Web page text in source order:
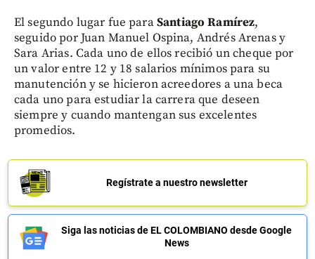
El segundo lugar fue paraSantiago Ramírez,
seguido por Juan Manuel Ospina, Andrés Arenas y
Sara Arias. Cada uno de ellos recibió un cheque por
un valor entre 12 y 18 salarios mínimos para su
manutención y se hicieron acreedores a una beca
cada uno para estudiar la carrera que deseen
siempre y cuando mantengan sus excelentes
promedios.
Regístrate a nuestro newsletter
Siga las noticias de EL COLOMBIANO desde Google
News